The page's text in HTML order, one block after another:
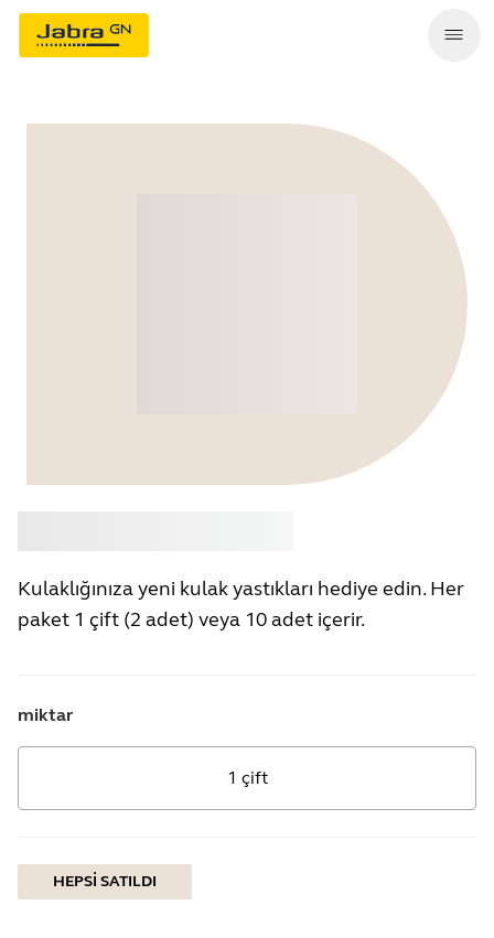
Kulaklığınıza yeni kulak yastıkları hediye edin. Her
paket 1 çift (2 adet) veya 10 adet içerir.
miktar
1 çift
HEPSI SATILDI